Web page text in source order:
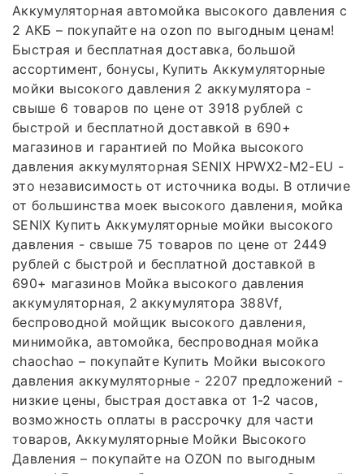
Аккумуляторная автомойка высокого давления с
2 АКБ – покупайте на ozon по выгодным ценам!
Быстрая и бесплатная доставка, большой
ассортимент, бонусы, Купить Аккумуляторные
мойки высокого давления 2 аккумулятора -
свыше 6 товаров по цене от 3918 рублей с
быстрой и бесплатной доставкой в 690+
магазинов и гарантией по Мойка высокого
давления аккумуляторная SENIX HPWX2-M2-EU -
это независимость от источника воды. В отличие
от большинства моек высокого давления, мойка
SENIX Купить Аккумуляторные мойки высокого
давления - свыше 75 товаров по цене от 2449
рублей с быстрой и бесплатной доставкой в
690+ магазинов Мойка высокого давления
аккумуляторная, 2 аккумулятора 388Vf,
беспроводной мойщик высокого давления,
минимойка, автомойка, беспроводная мойка
chaochao – покупайте Купить Мойки высокого
давления аккумуляторные - 2207 предложений -
низкие цены, быстрая доставка от 1-2 часов,
возможность оплаты в рассрочку для части
товаров, Аккумуляторные Мойки Высокого
Давления – покупайте на OZON по выгодным